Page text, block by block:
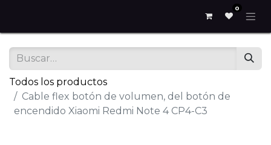
0
Todos los productos
Cable flex botón de volumen, del botón de
encendido Xiaomi Redmi Note 4 CP4-C3